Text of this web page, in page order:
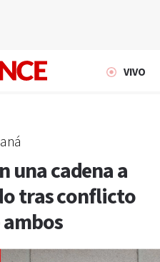
VIVO
una cadena a
tras conflicto